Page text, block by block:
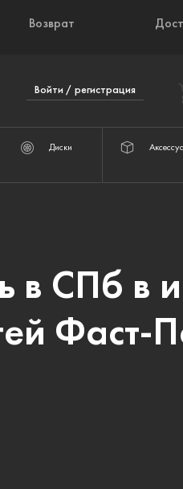
Возврат
Войти / регистрация
Диски
в СПб в
Фаст-